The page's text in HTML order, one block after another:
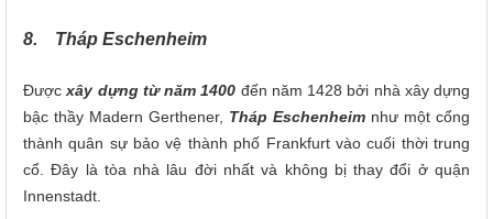
8. Tháp Eschenheim
Đượcxây dựng từ năm 1400 đến năm 1428 bởi nhà xây dựng
bậc thầy Madern Gerthener, Tháp Eschenheim như một cổng
thành quân sự bảo vệ thành phố Frankfurt vào cuối thời trung
cổ. Đây là tòa nhà lâu đời nhất và không bị thay đổi ở quận
Innenstadt.